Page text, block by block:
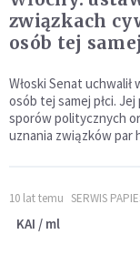
związkach
osób tej
Włoski Senat
osób tej samej płci.
sporów politycznych
uznania związków par
10 lat temu SERWIS
KAI / ml